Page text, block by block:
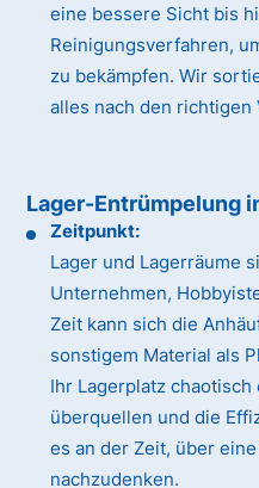
eine bessere Sicht bis
Reinigungsverfahren,
zu bekämpfen. Wir
alles nach den richtigen
Lager-Entrümpelung
Zeitpunkt:
Lager und Lagerräume
Unternehmen,
Zeit kann sich die
sonstigem Material als
Ihr Lagerplatz chaotisch
überquellen und die
es an der Zeit, über
nachzudenken.